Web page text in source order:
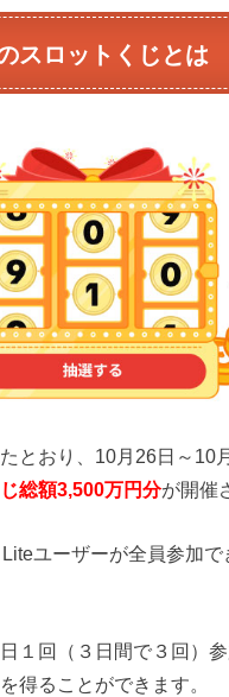
スロットくじとは
とおり、10月26日～10
総額3,500万円分が開催
ユーザーが全員参加で
１回（３日間で３回）
得ることができます。